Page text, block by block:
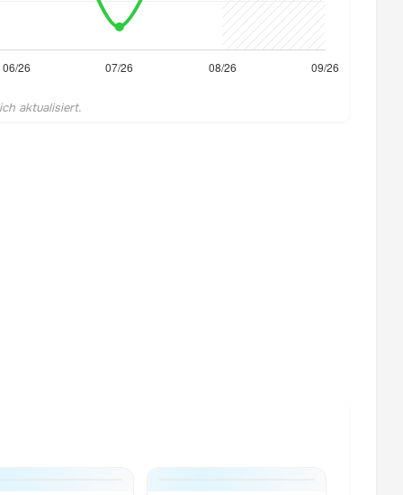
aktualisiert.